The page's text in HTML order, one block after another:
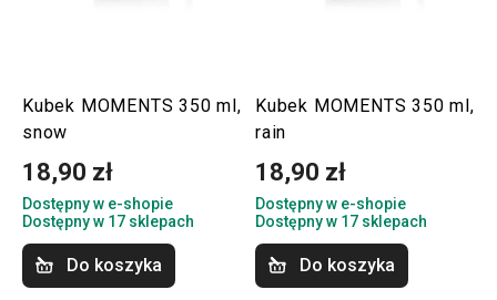
Kubek MOMENTS 350 ml,
snow
18,90 zł
Dostępny w e-shopie
Dostępny w 17 sklepach
Do koszyka
Kubek MOMENTS 350 ml,
rain
18,90 zł
Dostępny w e-shopie
Dostępny w 17 sklepach
Do koszyka